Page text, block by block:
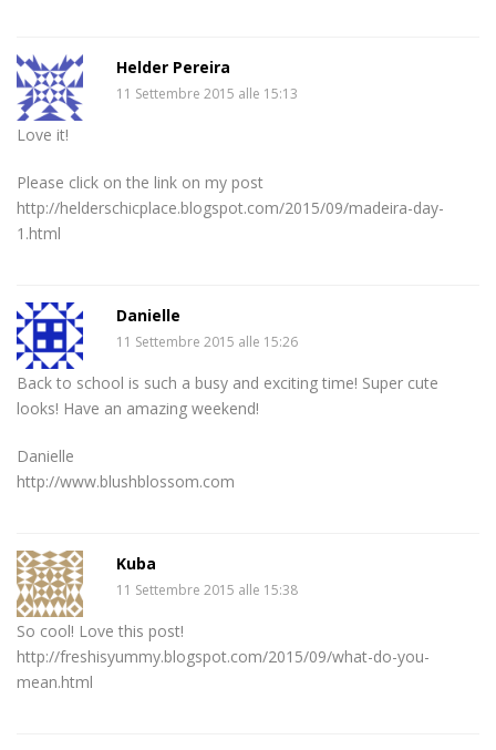
Helder Pereira
11 Settembre 2015 alle 15:13
Love it!
Please click on the link on my post
http://helderschicplace.blogspot.com/2015/09/madeira-day-
1.html
Danielle
11 Settembre 2015 alle 15:26
Back to school is such a busy and exciting time! Super cute
looks! Have an amazing weekend!
Danielle
http://www.blushblossom.com
Kuba
11 Settembre 2015 alle 15:38
So cool! Love this post!
http://freshisyummy.blogspot.com/2015/09/what-do-you-
mean.html